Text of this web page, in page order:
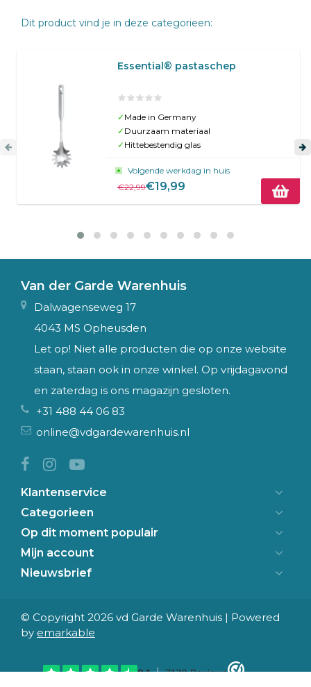
Dit product vind je in deze categorieen:
Essential® pastaschep
✓ Made in Germany
✓ Duurzaam materiaal
✓ Hittebestendig glas
Volgende werkdag in huis
€22,99€19,99
Van der Garde Warenhuis
Dalwagenseweg 17
4043 MS Opheusden
Let op! Niet alle producten die op onze website
staan, staan ook in onze winkel. Op vrijdagavond
en zaterdag is ons magazijn gesloten.
+31 488 44 06 83
online@vdgardewarenhuis.nl
Klantenservice
Categorieen
Op dit moment populair
Mijn account
Nieuwsbrief
© Copyright 2026 vd Garde Warenhuis | Powered
by emarkable